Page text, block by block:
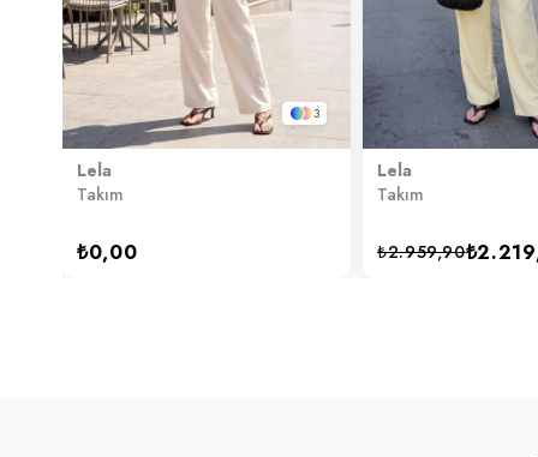
3
Lela
Takım
₺0,00
Lela
Takım
₺2.959,90